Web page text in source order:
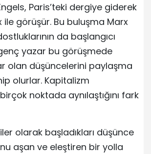
Paris’teki dergiye giderek
ile görüşür. Bu buluşma Marx
da başlangıcı
yazar bu görüşmede
olan düşüncelerini paylaşma
olurlar. Kapitalizm
noktada aynılaştığını fark
olarak başladıkları düşünce
aşan ve eleştiren bir yolla